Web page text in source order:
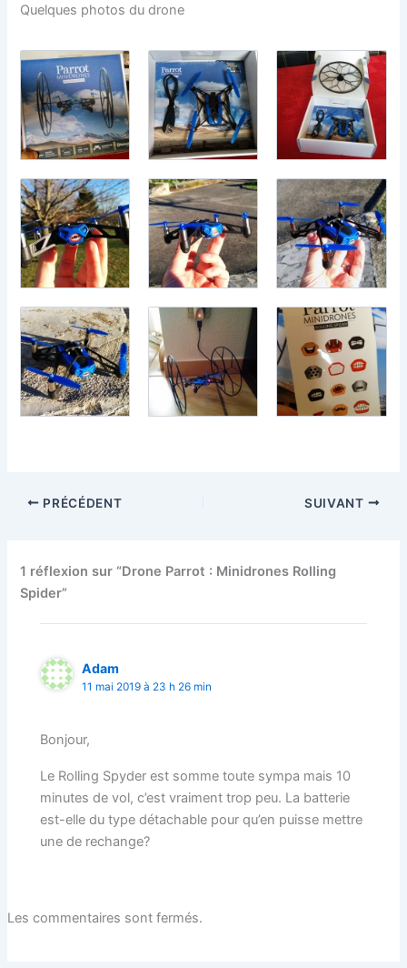
Quelques photos du drone
PRÉCÉDENT SUIVANT
1 réflexion sur “Drone Parrot : Minidrones Rolling
Spider”
Adam
11 mai 2019 à 23 h 26 min
Bonjour,
Le Rolling Spyder est somme toute sympa mais 10
minutes de vol, c’est vraiment trop peu. La batterie
est-elle du type détachable pour qu’en puisse mettre
une de rechange?
Les commentaires sont fermés.